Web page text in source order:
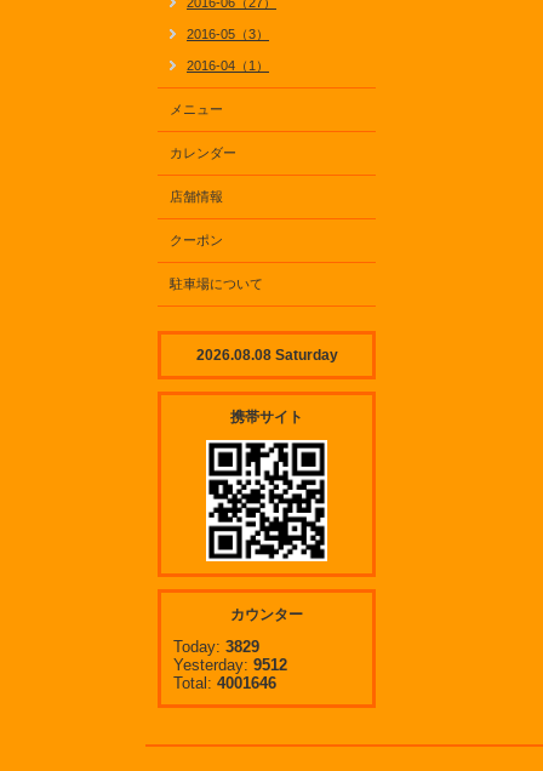
2016-05（3）
2016-04（1）
メニュー
カレンダー
店舗情報
クーポン
駐車場について
2026.08.08 Saturday
携帯サイト
カウンター
Today: 3829
Yesterday: 9512
Total: 4001646